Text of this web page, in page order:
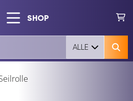
SHOP
ALLE